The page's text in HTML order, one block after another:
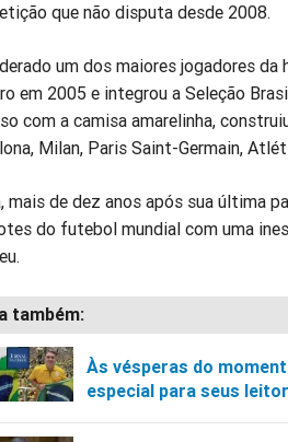
que não disputa desde 2008.
um dos maiores jogadores
em 2005 e integrou a Seleção
com a camisa amarelinha,
Milan, Paris Saint-Germain,
mais de dez anos após sua última
do futebol mundial com uma
Às vésperas do
especial para seus